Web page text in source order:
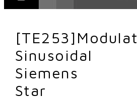
Sinusoidal
Siemens
Star